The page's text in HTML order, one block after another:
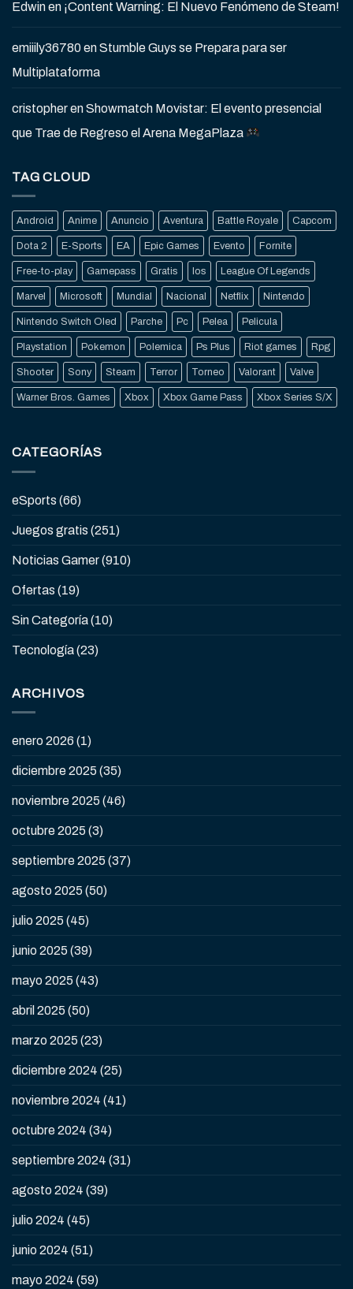
Edwinen ¡Content Warning: El Nuevo Fenómeno de Steam!
emiiily36780enStumble Guys se Prepara para ser
Multiplataforma
cristopherenShowmatch Movistar: El evento presencial
que Trae de Regreso el Arena MegaPlaza
TAG CLOUD
Android Anime Anuncio Aventura Battle Royale Capcom
Dota 2 E-Sports EA Epic Games Evento Fornite
Free-to-play Gamepass Gratis Ios League Of Legends
Marvel Microsoft Mundial Nacional Netflix Nintendo
Nintendo Switch Oled Parche Pc Pelea Pelicula
Playstation Pokemon Polemica Ps Plus Riot games Rpg
Shooter Sony Steam Terror Torneo Valorant Valve
Warner Bros. Games Xbox Xbox Game Pass Xbox Series S/X
CATEGORÍAS
eSports (66)
Juegos gratis (251)
Noticias Gamer(910)
Ofertas (19)
Sin Categoría(10)
Tecnología(23)
ARCHIVOS
enero 2026 (1)
diciembre 2025 (35)
noviembre 2025 (46)
octubre 2025 (3)
septiembre 2025 (37)
agosto 2025 (50)
julio 2025 (45)
junio 2025 (39)
mayo 2025 (43)
abril 2025 (50)
marzo 2025 (23)
diciembre 2024 (25)
noviembre 2024 (41)
octubre 2024 (34)
septiembre 2024 (31)
agosto 2024 (39)
julio 2024 (45)
junio 2024 (51)
mayo 2024 (59)